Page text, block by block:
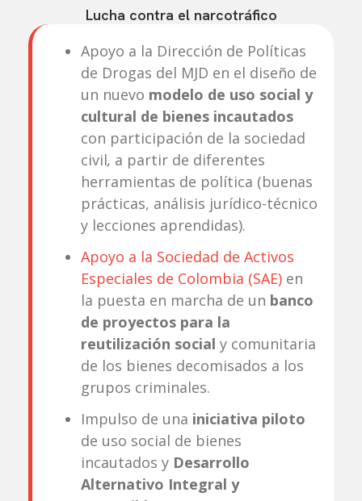
Lucha contra el narcotráfico
Apoyo a la Dirección de Políticas
de Drogas del MJD en el diseño de
un nuevo modelo de uso social y
cultural de bienes incautados
con participación de la sociedad
civil, a partir de diferentes
herramientas de política (buenas
prácticas, análisis jurídico-técnico
y lecciones aprendidas).
Apoyo a la Sociedad de Activos
Especiales de Colombia (SAE) en
la puesta en marcha de un banco
de proyectos para la
reutilización social y comunitaria
de los bienes decomisados a los
grupos criminales.
Impulso de una iniciativa piloto
de uso social de bienes
incautados y Desarrollo
Alternativo Integral y